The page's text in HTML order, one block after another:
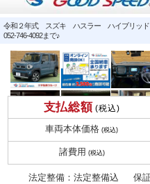
令和２年式 スズキ ハスラー ハイブリッ
052-746-4092まで♪
支払総額 (税込)
車両本体価格 (税込)
諸費用 (税込)
法定整備：法定整備込 保